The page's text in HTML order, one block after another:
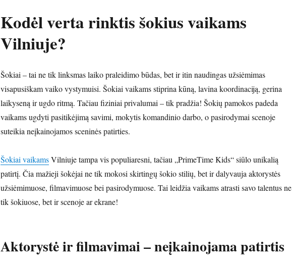
Kodėl verta rinktis šokius vaikams
Vilniuje?
Šokiai – tai ne tik linksmas laiko praleidimo būdas, bet ir itin naudingas užsiėmimas
visapusiškam vaiko vystymuisi. Šokiai vaikams stiprina kūną, lavina koordinaciją, gerina
laikyseną ir ugdo ritmą. Tačiau fiziniai privalumai – tik pradžia! Šokių pamokos padeda
vaikams ugdyti pasitikėjimą savimi, mokytis komandinio darbo, o pasirodymai scenoje
suteikia neįkainojamos sceninės patirties.
Šokiai vaikamsVilniuje tampa vis populiaresni, tačiau „PrimeTime Kids“ siūlo unikalią
patirtį. Čia mažieji šokėjai ne tik mokosi skirtingų šokio stilių, bet ir dalyvauja aktorystės
užsiėmimuose, filmavimuose bei pasirodymuose. Tai leidžia vaikams atrasti savo talentus ne
tik šokiuose, bet ir scenoje ar ekrane!
Aktorystė ir filmavimai – neįkainojama patirtis